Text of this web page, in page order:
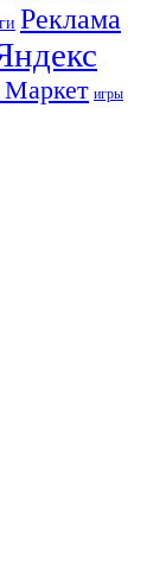
Реклама
Маркет игры